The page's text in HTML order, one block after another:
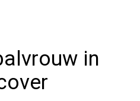
in